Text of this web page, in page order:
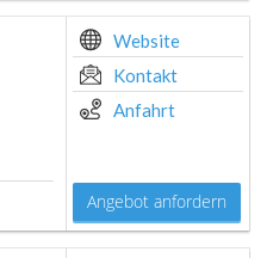
Website
Kontakt
Anfahrt
Angebot anfordern